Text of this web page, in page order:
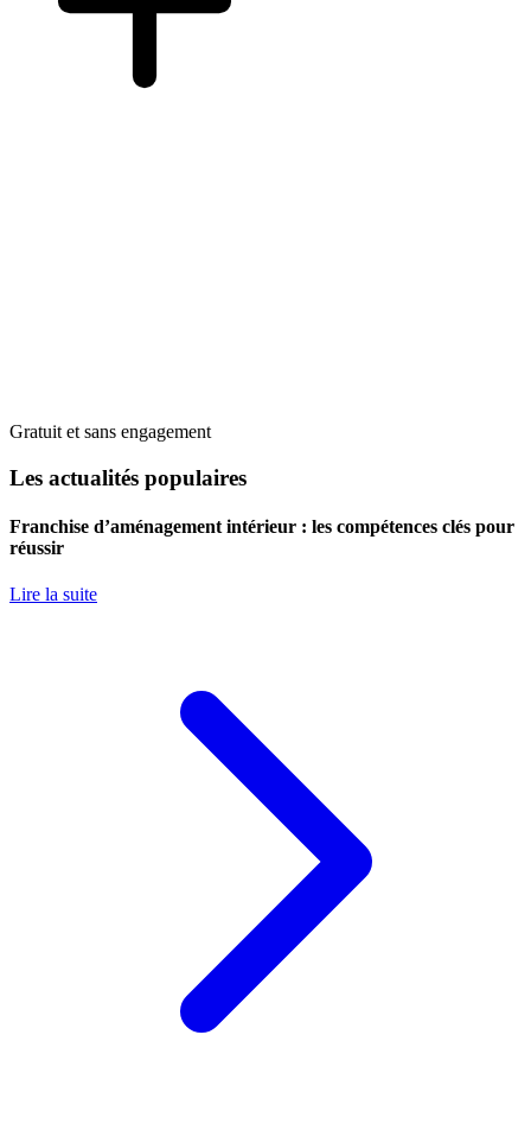
Gratuit et sans engagement
Les actualités populaires
Franchise d’aménagement intérieur : les compétences clés pour
réussir
Lire la suite